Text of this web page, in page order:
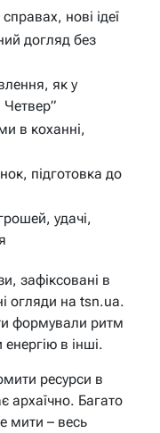
нові ідеї
догляд без
як у
Четвер”
в коханні,
підготовка до
удачі,
зафіксовані в
огляди на tsn.ua.
формували ритм
в інші.
ресурси в
архаїчно. Багато
мити – весь